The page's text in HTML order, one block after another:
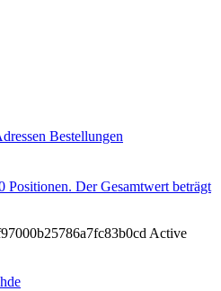
Bestellungen
Positionen. Der Gesamtwert beträgt
Active